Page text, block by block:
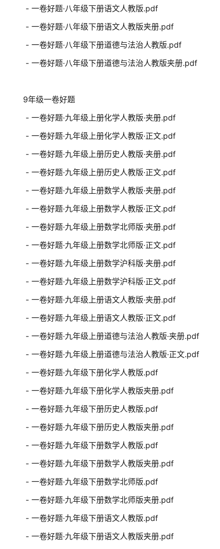
- 一卷好题·八年级下册语文人教版.pdf
- 一卷好题·八年级下册语文人教版夹册.pdf
- 一卷好题·八年级下册道德与法治人教版.pdf
- 一卷好题·八年级下册道德与法治人教版夹册.pdf
9年级一卷好题
- 一卷好题·九年级上册化学人教版·夹册.pdf
- 一卷好题·九年级上册化学人教版·正文.pdf
- 一卷好题·九年级上册历史人教版·夹册.pdf
- 一卷好题·九年级上册历史人教版·正文.pdf
- 一卷好题·九年级上册数学人教版·夹册.pdf
- 一卷好题·九年级上册数学人教版·正文.pdf
- 一卷好题·九年级上册数学北师版·夹册.pdf
- 一卷好题·九年级上册数学北师版·正文.pdf
- 一卷好题·九年级上册数学沪科版·夹册.pdf
- 一卷好题·九年级上册数学沪科版·正文.pdf
- 一卷好题·九年级上册语文人教版·夹册.pdf
- 一卷好题·九年级上册语文人教版·正文.pdf
- 一卷好题·九年级上册道德与法治人教版·夹册.pdf
- 一卷好题·九年级上册道德与法治人教版·正文.pdf
- 一卷好题·九年级下册化学人教版.pdf
- 一卷好题·九年级下册化学人教版夹册.pdf
- 一卷好题·九年级下册历史人教版.pdf
- 一卷好题·九年级下册历史人教版夹册.pdf
- 一卷好题·九年级下册数学人教版.pdf
- 一卷好题·九年级下册数学人教版夹册.pdf
- 一卷好题·九年级下册数学北师版.pdf
- 一卷好题·九年级下册数学北师版夹册.pdf
- 一卷好题·九年级下册语文人教版.pdf
- 一卷好题·九年级下册语文人教版夹册.pdf